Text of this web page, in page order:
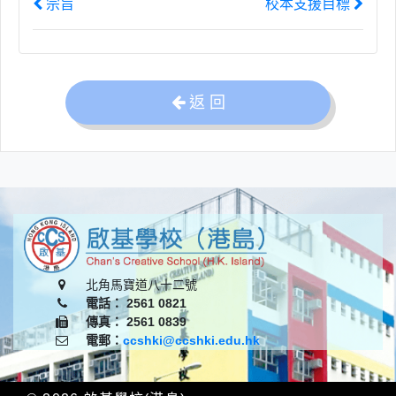
宗旨 校本支援目標
返 回
北角馬寶道八十二號
電話： 2561 0821
傳真： 2561 0839
電郵：ccshki@ccshki.edu.hk